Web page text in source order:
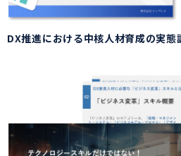
DX推進における中核人材育成の実態